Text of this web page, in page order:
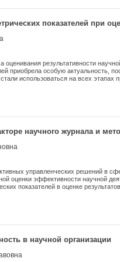
показателей при
оценивания результативности
приобрела особую актуальность,
использоваться на всех этапах
показателей для оценки
в состав Секции экономики
Обоснована необходимость
научного журнала и
управленческих решений в
оценки эффективности научной
показателей в оценке
Представлен обзор
ресурс, который
на цитируемость. Также важно
в научной организации